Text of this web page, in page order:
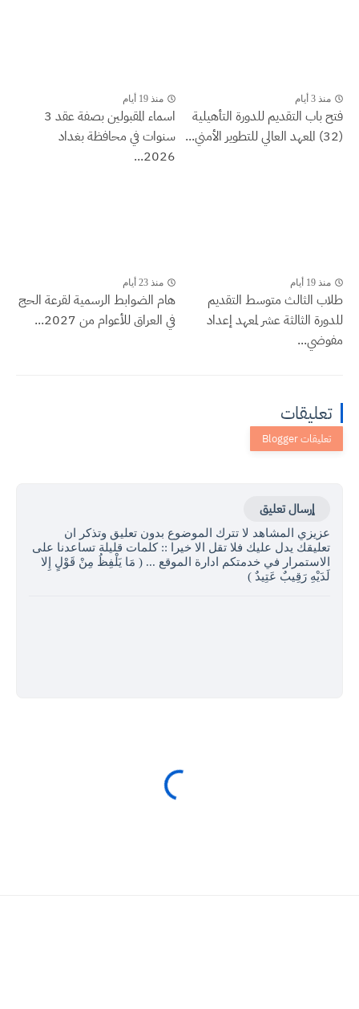
منذ 3 أيام
فتح باب التقديم للدورة التأهيلية
(32) المعهد العالي للتطوير الأمني...
منذ 19 أيام
اسماء المقبولين بصفة عقد 3
سنوات في محافظة بغداد
2026...
منذ 19 أيام
طلاب الثالث متوسط التقديم
للدورة الثالثة عشر لمعهد إعداد
مفوضي...
منذ 23 أيام
هام الضوابط الرسمية لقرعة الحج
في العراق للأعوام من 2027...
تعليقات
إرسال تعليق
عزيزي المشاهد لا تترك الموضوع بدون تعليق وتذكر ان
تعليقك يدل عليك فلا تقل الا خيرا :: كلمات قليلة تساعدنا على
الاستمرار في خدمتكم ادارة الموقع ... ( مَا يَلْفِظُ مِنْ قَوْلٍ إِلا
لَدَيْهِ رَقِيبٌ عَتِيدٌ )